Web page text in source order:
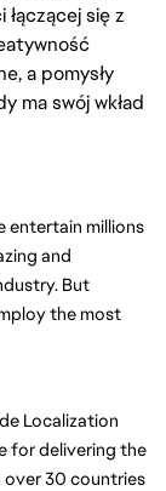
się z
a pomysły
ma swój wkład
entertain millions
and
But
the most
Localization
for delivering the
30 countries